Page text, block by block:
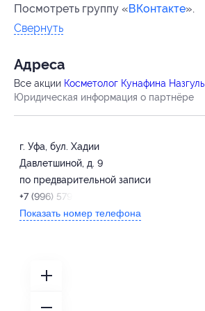
Посмотреть группу «ВКонтакте».
Свернуть
Адресa
Все акции Косметолог Кунафина Назгуль
Юридическая информация о партнёре
г. Уфа, бул. Хадии
Давлетшиной, д. 9
по предварительной записи
+7 (996) 579-91-22
Показать номер телефона